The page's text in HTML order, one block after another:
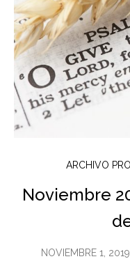
ARCHIVO
Noviembre
NOVIEMBRE 1, 2019